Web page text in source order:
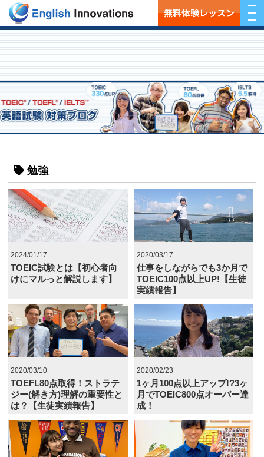
無料体験レッスン
勉強
2024/01/17
TOEIC試験とは【初心者向
けにマルっと解説します】
2020/03/17
仕事をしながらでも3か月で
TOEIC100点以上UP!【生徒
実績報告】
2020/03/10
TOEFL80点取得！ストラテ
ジー(解き方)理解の重要性と
は？【生徒実績報告】
2020/02/23
1ヶ月100点以上アップ!?3ヶ
月でTOEIC800点オーバー達
成！